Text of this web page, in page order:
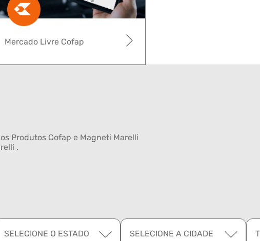
Mercado Livre Cofap
Produtos Cofap e Magneti Marelli
.
SELECIONE O ESTADO SELECIONE A CIDADE